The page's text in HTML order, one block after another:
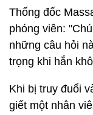
Thống đốc
phóng viên:
những câu hỏi
trọng khi hắn
Khi bị truy đuổi
giết một nhân